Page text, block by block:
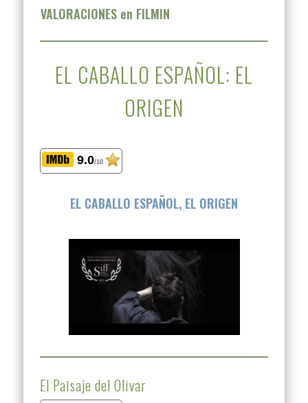
VALORACIONES en FILMIN
EL CABALLO ESPAÑOL: EL
ORIGEN
9.0/10
EL CABALLO ESPAÑOL, EL ORIGEN
El Paisaje del Olivar